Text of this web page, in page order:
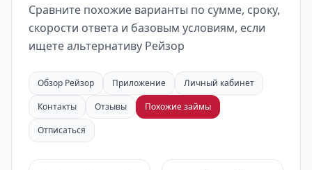
Сравните похожие варианты по сумме, сроку,
скорости ответа и базовым условиям, если
ищете альтернативу Рейзор
Обзор Рейзор Приложение
Личный кабинет
Контакты
Отзывы
Похожие займы
Отписаться